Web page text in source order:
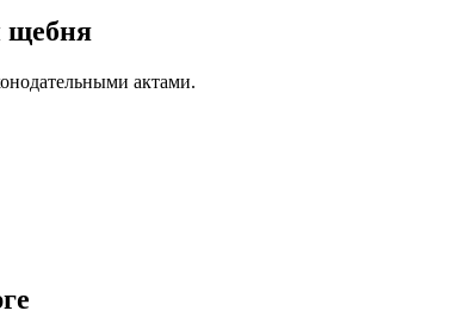
щебня
актами.